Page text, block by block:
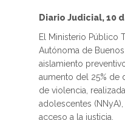
Diario Judicial, 10
El Ministerio Público
Autónoma de
aislamiento
aumento del 25% de
de violencia,
adolescentes
acceso a la justicia.